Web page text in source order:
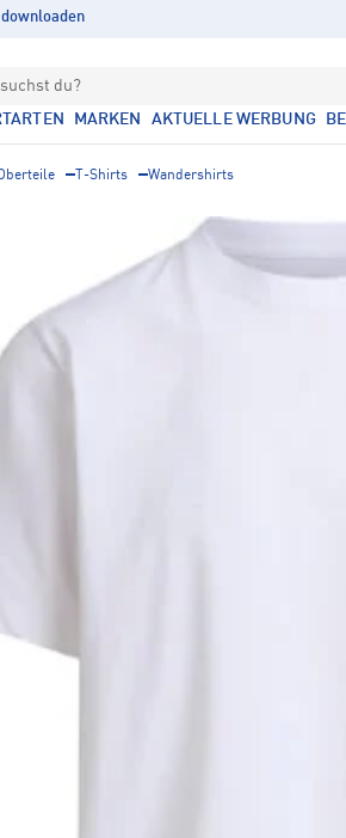
downloaden
du?
MARKEN AKTUELLE WERBUNG
T-Shirts Wandershirts